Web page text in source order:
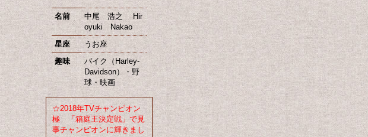
名前
中尾 浩之 Hir
oyuki Nakao
星座
うお座
趣味
バイク（Harley-
Davidson）・野
球・映画
☆2018年TVチャンピオン
極 「箱庭王決定戦」で見
事チャンピオンに輝きまし